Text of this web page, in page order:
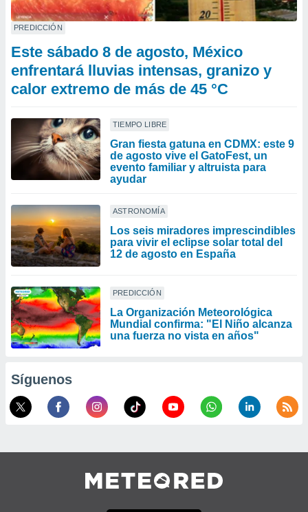
PREDICCIÓN
Este sábado 8 de agosto, México
enfrentará lluvias intensas, granizo y
calor extremo de más de 45 °C
TIEMPO LIBRE
Gran fiesta gatuna en CDMX: este 9
de agosto vive el GatoFest, un
evento familiar y altruista para
ayudar
ASTRONOMÍA
Los seis miradores imprescindibles
para vivir el eclipse solar total del
12 de agosto en España
PREDICCIÓN
La Organización Meteorológica
Mundial confirma: "El Niño alcanza
una fuerza no vista en años"
Síguenos